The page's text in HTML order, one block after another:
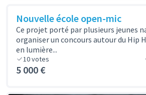
Nouvelle école open-mic
Ce projet porté par plusieurs jeunes
organiser un concours autour du Hip
en lumière...
10votes
5 000 €